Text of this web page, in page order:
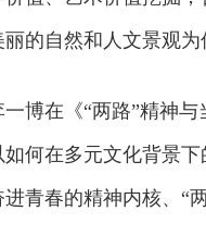
的自然和人文景观为
博在《“两路”精神
何在多元文化背景
青春的精神内核、“